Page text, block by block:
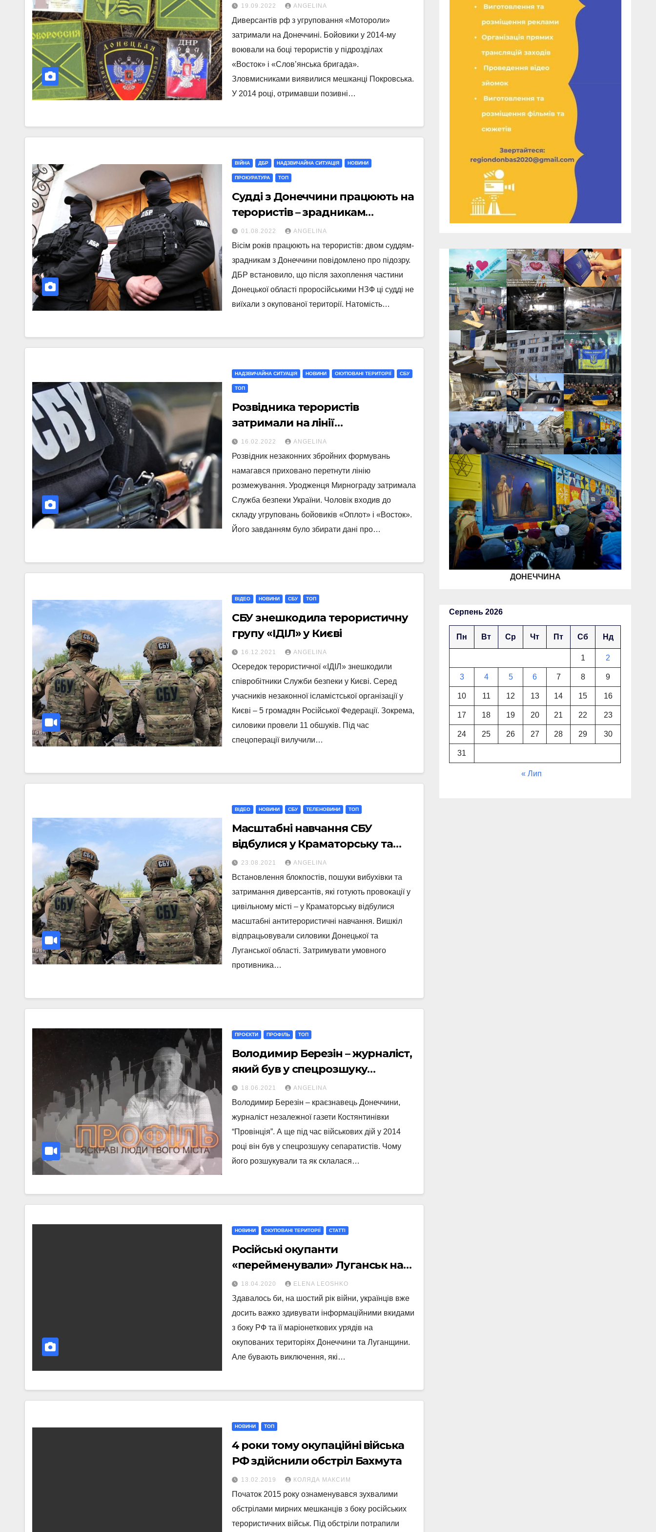
Покровську затримали
диверсантів рф
19.09.2022 ANGELINA
Диверсантів рф з угруповання «Мотороли»
затримали на Донеччині. Бойовики у 2014-му
воювали на боці терористів у підрозділах
«Восток» і «Слов’янська бригада».
Зловмисниками виявилися мешканці Покровська.
У 2014 році, отримавши позивні…
ВІЙНА ДБР НАДЗВИЧАЙНА СИТУАЦІЯ НОВИНИ
ПРОКУРАТУРА ТОП
Судді з Донеччини працюють на
терористів – зрадникам
оголошено про підозру
01.08.2022 ANGELINA
Вісім років працюють на терористів: двом суддям-
зрадникам з Донеччини повідомлено про підозру.
ДБР встановило, що після захоплення частини
Донецької області проросійськими НЗФ ці судді не
виїхали з окупованої території. Натомість…
НАДЗВИЧАЙНА СИТУАЦІЯ НОВИНИ ОКУПОВАНІ ТЕРИТОРІЇ СБУ
ТОП
Розвідника терористів
затримали на лінії
розмежування
16.02.2022 ANGELINA
Розвідник незаконних збройних формувань
намагався приховано перетнути лінію
розмежування. Уродженця Мирнограду затримала
Служба безпеки України. Чоловік входив до
складу угруповань бойовиків «Оплот» і «Восток».
Його завданням було збирати дані про…
ВІДЕО НОВИНИ СБУ ТОП
СБУ знешкодила терористичну
групу «ІДІЛ» у Києві
16.12.2021 ANGELINA
Осередок терористичної «ІДІЛ» знешкодили
співробітники Служби безпеки у Києві. Серед
учасників незаконної ісламістської організації у
Києві – 5 громадян Російської Федерації. Зокрема,
силовики провели 11 обшуків. Під час
спецоперації вилучили…
ВІДЕО НОВИНИ СБУ ТЕЛЕНОВИНИ ТОП
Масштабні навчання СБУ
відбулися у Краматорську та
Слов’янську
23.08.2021 ANGELINA
Встановлення блокпостів, пошуки вибухівки та
затримання диверсантів, які готують провокації у
цивільному місті – у Краматорську відбулися
масштабні антитерористичні навчання. Вишкіл
відпрацьовували силовики Донецької та
Луганської області. Затримувати умовного
противника…
ПРОЄКТИ ПРОФІЛЬ ТОП
Володимир Березін – журналіст,
який був у спецрозшуку
сепаратистів. Профіль
18.06.2021 ANGELINA
Володимир Березін – краєзнавець Донеччини,
журналіст незалежної газети Костянтинівки
“Провінція”. А ще під час військових дій у 2014
році він був у спецрозшуку сепаратистів. Чому
його розшукували та як склалася…
НОВИНИ ОКУПОВАНІ ТЕРИТОРІЇ СТАТТI
Російські окупанти
«перейменували» Луганськ на
Ворошиловград
18.04.2020 ELENA LEOSHKO
Здавалось би, на шостий рік війни, українців вже
досить важко здивувати інформаційними вкидами
з боку РФ та її маріонеткових урядів на
окупованих територіях Донеччини та Луганщини.
Але бувають виключення, які…
НОВИНИ ТОП
4 роки тому окупаційні війська
РФ здійснили обстріл Бахмута
13.02.2019 КОЛЯДА МАКСИМ
Початок 2015 року ознаменувався зухвалими
обстрілами мирних мешканців з боку російських
терористичних військ. Під обстріли потрапили
ДОНЕЧЧИНА
Серпень 2026
Пн Вт Ср Чт Пт Сб Нд
1 2
3 4 5 6 7 8 9
10 11 12 13 14 15 16
17 18 19 20 21 22 23
24 25 26 27 28 29 30
31
« Лип